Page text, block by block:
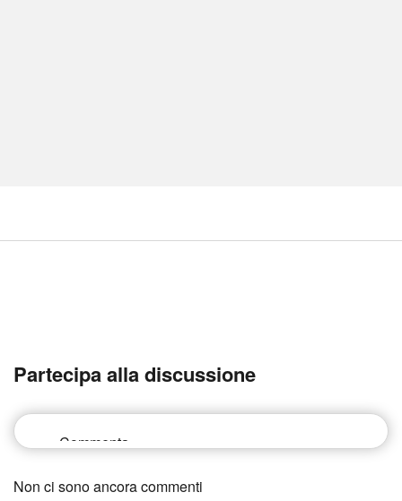
Partecipa alla discussione
Non ci sono ancora commenti